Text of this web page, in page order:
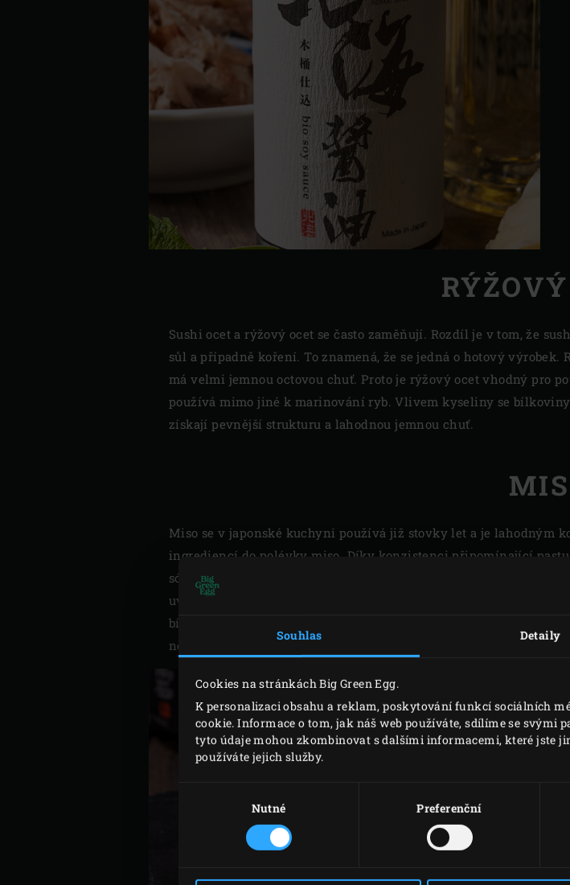
Souhlas Detaily
Cookies na stránkách Big Green Egg.
K personalizaci obsahu a reklam, poskytování funkcí sociálních
cookie. Informace o tom, jak náš web používáte, sdílíme se svými
tyto údaje mohou zkombinovat s dalšími informacemi, které jste
používáte jejich služby.
Nutné Preferenční
Sushi ocet a rýžový ocet se často zaměňují. Rozdíl je v tom, že
sůl a případně koření. To znamená, že se jedná o hotový
má velmi jemnou octovou chuť. Proto je rýžový ocet vhodný pro
používá mimo jiné k marinování ryb. Vlivem kyseliny se
získají pevnější strukturu a lahodnou jemnou chuť.
Miso se v japonské kuchyni používá již stovky let a je lahodným
ingrediencí do polévky miso. Díky konzistenci připomínající
sójových bobů, rýže nebo ječmene, soli a koji po dobu necelého
uvolní, byla předchůdcem sójové omáčky. Stlačená hmota je
bílého až po téměř černé miso. Čím je miso tmavší, tím má
něco sladkého a můžete ho použít i do sladkých pokrmů, ale také